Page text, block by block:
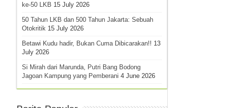
ke-50 LKB 15 July 2026
50 Tahun LKB dan 500 Tahun Jakarta: Sebuah
Otokritik 15 July 2026
Betawi Kudu hadir, Bukan Cuma Dibicarakan!! 13
July 2026
Si Mirah dari Marunda, Putri Bang Bodong
Jagoan Kampung yang Pemberani 4 June 2026